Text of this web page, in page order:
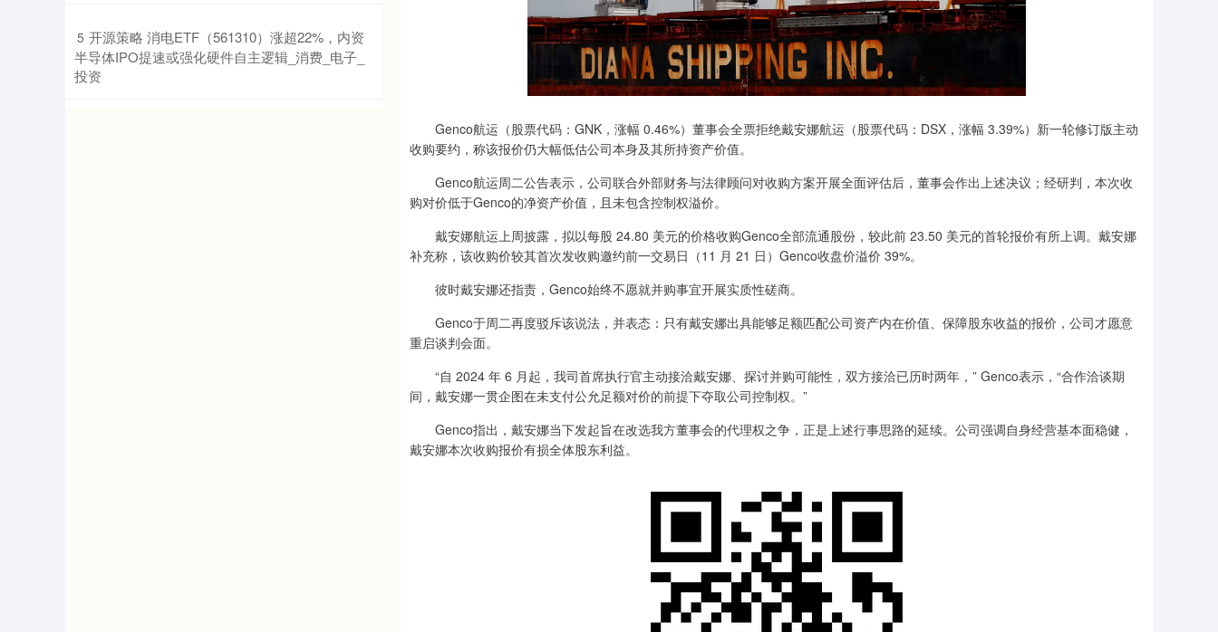
Genco航运（股票代码：GNK，涨幅 0.46%）董事会全票拒绝戴安娜航运（股票代码：DSX，涨幅 3.39%）新一轮修订版主动
收购要约，称该报价仍大幅低估公司本身及其所持资产价值。
Genco航运周二公告表示，公司联合外部财务与法律顾问对收购方案开展全面评估后，董事会作出上述决议；经研判，本次收
购对价低于Genco的净资产价值，且未包含控制权溢价。
戴安娜航运上周披露，拟以每股 24.80 美元的价格收购Genco全部流通股份，较此前 23.50 美元的首轮报价有所上调。戴安娜
补充称，该收购价较其首次发收购邀约前一交易日（11 月 21 日）Genco收盘价溢价 39%。
彼时戴安娜还指责，Genco始终不愿就并购事宜开展实质性磋商。
Genco于周二再度驳斥该说法，并表态：只有戴安娜出具能够足额匹配公司资产内在价值、保障股东收益的报价，公司才愿意
重启谈判会面。
“自 2024 年 6 月起，我司首席执行官主动接洽戴安娜、探讨并购可能性，双方接洽已历时两年，” Genco表示，“合作洽谈期
间，戴安娜一贯企图在未支付公允足额对价的前提下夺取公司控制权。”
Genco指出，戴安娜当下发起旨在改选我方董事会的代理权之争，正是上述行事思路的延续。公司强调自身经营基本面稳健，
戴安娜本次收购报价有损全体股东利益。
5 ​开源策略 消电ETF（561310）涨超22%，内资
半导体IPO提速或强化硬件自主逻辑_消费_电子_
投资